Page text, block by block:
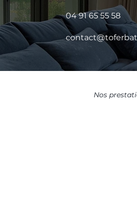
04 91 65 55 58
Nos